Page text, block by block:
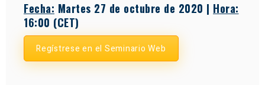
Fecha: Martes 27 de octubre de 2020 | Hora:
16:00 (CET)
Regístrese en el Seminario Web